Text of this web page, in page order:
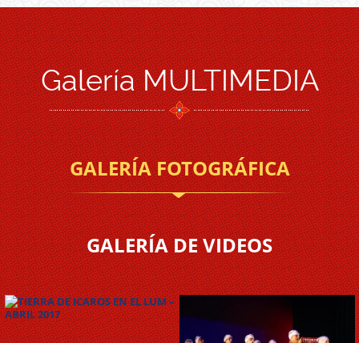
Galería MULTIMEDIA
GALERÍA FOTOGRÁFICA
GALERÍA DE VIDEOS
TIERRA DE ICAROS EN EL
LUM – ABRIL 2017